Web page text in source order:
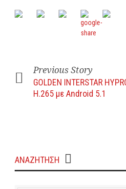
Previous Story
GOLDEN INTERSTAR
H.265 με Android 5.1
ΑΝΑΖΗΤΗΣΗ